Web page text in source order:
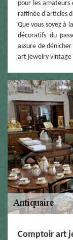
pour les amateurs
raffinée d'articles
Que vous soyez à
décoratifs du
assure de
art jewelry vintage
Comptoir art